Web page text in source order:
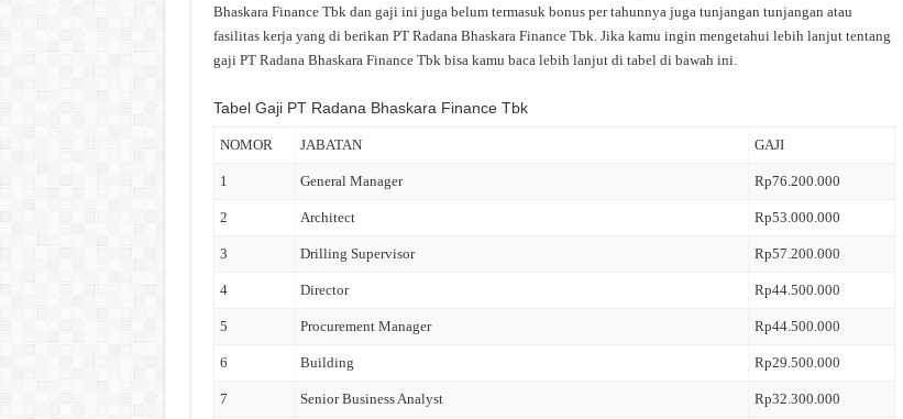
Bhaskara Finance Tbk dan gaji ini juga belum termasuk bonus per tahunnya juga tunjangan tunjangan atau
fasilitas kerja yang di berikan PT Radana Bhaskara Finance Tbk. Jika kamu ingin mengetahui lebih lanjut tentang
gaji PT Radana Bhaskara Finance Tbk bisa kamu baca lebih lanjut di tabel di bawah ini.
Tabel Gaji PT Radana Bhaskara Finance Tbk
NOMOR JABATAN GAJI
1 General Manager Rp76.200.000
2 Architect Rp53.000.000
3 Drilling Supervisor Rp57.200.000
4 Director Rp44.500.000
5 Procurement Manager Rp44.500.000
6 Building Rp29.500.000
7 Senior Business Analyst Rp32.300.000